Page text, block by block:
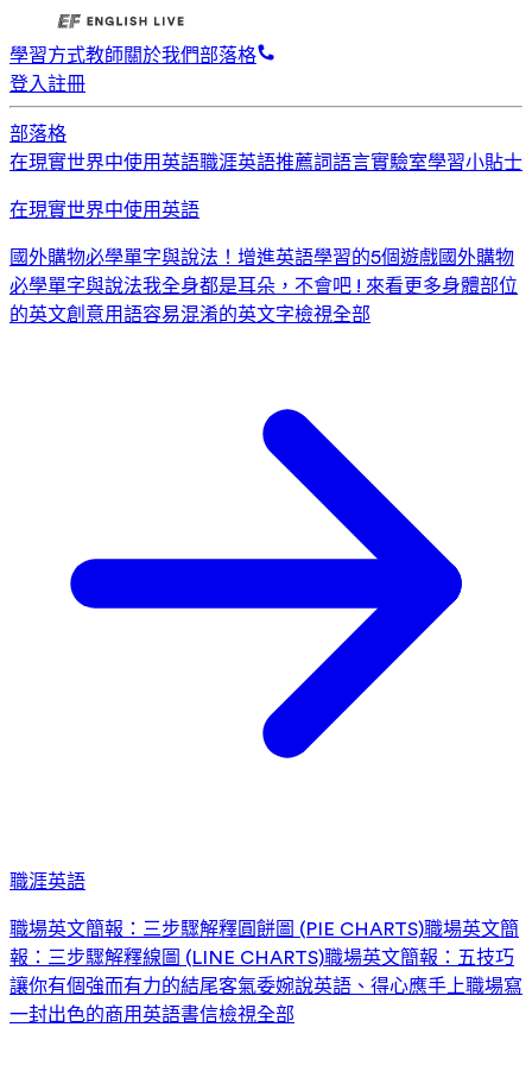
學習方式教師關於我們部落格
登入註冊
部落格
在現實世界中使用英語職涯英語推薦詞語言實驗室學習小貼士
在現實世界中使用英語
國外購物必學單字與說法！ 增進英語學習的5個遊戲國外購物
必學單字與說法我全身都是耳朵，不會吧 ! 來看更多身體部位
的英文創意用語容易混淆的英文字檢視全部
職涯英語
職場英文簡報：三步驟解釋圓餅圖 (PIE CHARTS)職場英文簡
報：三步驟解釋線圖 (LINE CHARTS)職場英文簡報：五技巧
讓你有個強而有力的結尾客氣委婉說英語、得心應手上職場寫
一封出色的商用英語書信檢視全部